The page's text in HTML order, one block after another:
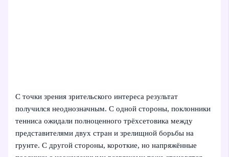
С точки зрения зрительского интереса результат
получился неоднозначным. С одной стороны, поклонники
тенниса ожидали полноценного трёхсетовика между
представителями двух стран и зрелищной борьбы на
грунте. С другой стороны, короткие, но напряжённые